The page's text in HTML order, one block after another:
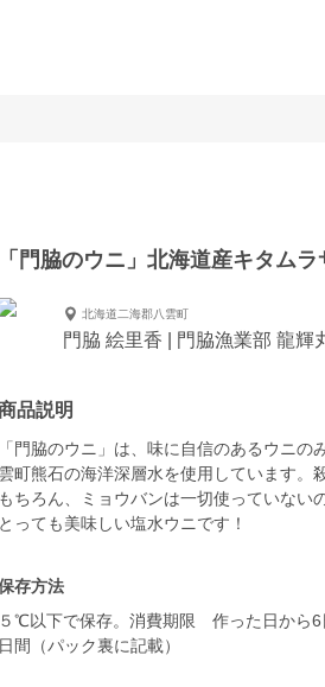
「門脇のウニ」北海道産キタ
北海道二海郡八雲町
門脇 絵里香 | 門脇漁業部 龍輝
品説明
「門脇のウニ」は、味に自信のあるウニ
雲町熊石の海洋深層水を使用しています。
もちろん、ミョウバンは一切使っていない
存方法
５℃以下で保存。消費期限 作った日から6
日間（パック裏に記載）